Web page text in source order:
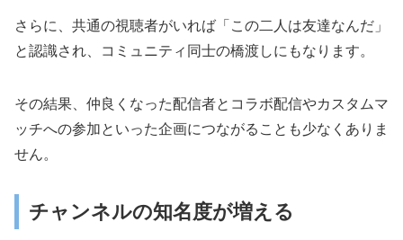
さらに、共通の視聴者がいれば「この二人は友達なんだ」
と認識され、コミュニティ同士の橋渡しにもなります。
その結果、仲良くなった配信者とコラボ配信やカスタムマ
ッチへの参加といった企画につながることも少なくありま
せん。
チャンネルの知名度が増える